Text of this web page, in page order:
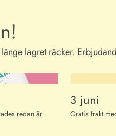
lagret räcker.
redan år
3 juni
Gratis frakt